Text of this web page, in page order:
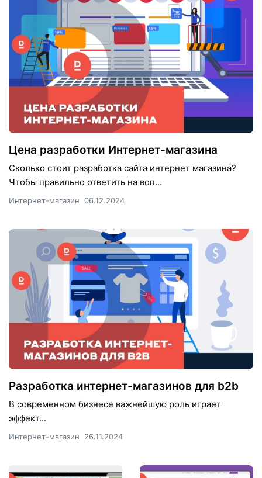
Цена разработки Интернет-магазина
Сколько стоит разработка сайта интернет магазина?
Чтобы правильно ответить на воп...
Интернет-магазин 06.12.2024
Разработка интернет-магазинов для b2b
В современном бизнесе важнейшую роль играет
эффект...
Интернет-магазин 26.11.2024